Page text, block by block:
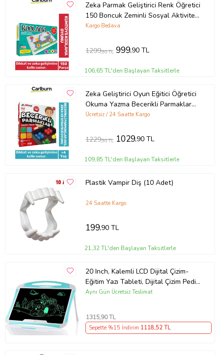
Zeka Parmak Geliştirici Renk Öğretici
150 Boncuk Zeminli Sosyal Aktivite
Kodlama Oyunu
Kargo Bedava
1299,90 TL 999,90 TL
106,65 TL'den Başlayan Taksitlerle
Zeka Geliştirici Oyun Eğitici Öğretici
Okuma Yazma Becerikli Parmaklar
Akıl Strateji Oyunu
Ücretsiz / 24 Saatte Kargo
1229,90 TL 1029,90 TL
109,85 TL'den Başlayan Taksitlerle
Plastik Vampir Diş (10 Adet)
24 Saatte Kargo
199,90 TL
21,32 TL'den Başlayan Taksitlerle
20 Inch, Kalemli LCD Dijital Çizim-
Eğitim Yazı Tableti, Dijital Çizim Pedi-
20 inç, Mavi
Aynı Gün Ücretsiz Teslimat
1315,90 TL
Sepette %15 İndirim 1118,52 TL